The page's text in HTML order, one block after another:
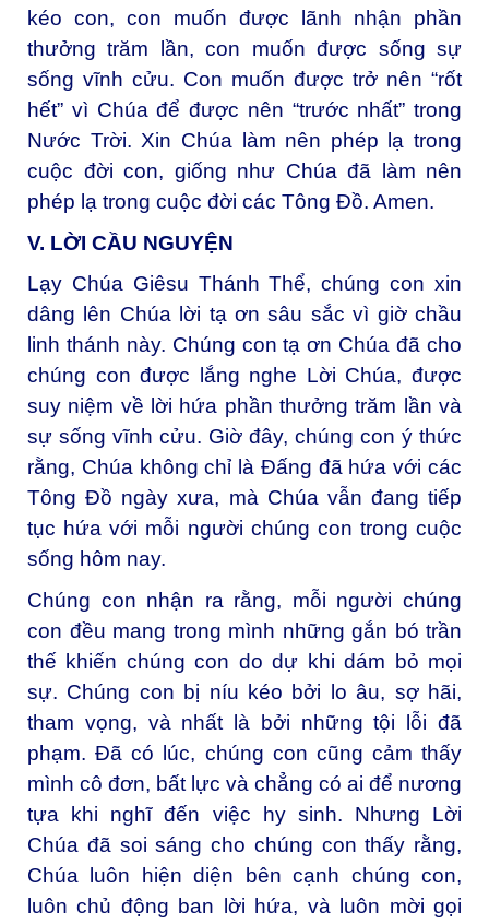
kéo con, con muốn được lãnh nhận phần
thưởng trăm lần, con muốn được sống sự
sống vĩnh cửu. Con muốn được trở nên “rốt
hết” vì Chúa để được nên “trước nhất” trong
Nước Trời. Xin Chúa làm nên phép lạ trong
cuộc đời con, giống như Chúa đã làm nên
phép lạ trong cuộc đời các Tông Đồ. Amen.
V. LỜI CẦU NGUYỆN
Lạy Chúa Giêsu Thánh Thể, chúng con xin
dâng lên Chúa lời tạ ơnsâu sắc vì giờ chầu
linh thánh này. Chúng con tạ ơn Chúa đã cho
chúng con được lắng nghe Lời Chúa, được
suy niệm về lời hứa phần thưởng trăm lần và
sự sống vĩnh cửu. Giờ đây, chúng con ý thức
rằng, Chúa không chỉ là Đấng đã hứa với các
Tông Đồ ngày xưa, mà Chúa vẫn đang tiếp
tục hứa với mỗi người chúng con trong cuộc
sống hôm nay.
Chúng con nhận ra rằng, mỗi người chúng
con đều mang trong mình những gắn bó trần
thế khiến chúng con do dự khi dám bỏ mọi
sự. Chúng con bị níu kéo bởi lo âu, sợ hãi,
tham vọng, và nhất là bởi những tội lỗi đã
phạm. Đã có lúc, chúng con cũng cảm thấy
mình cô đơn, bất lực và chẳng có ai để nương
tựa khi nghĩ đến việc hy sinh. Nhưng Lời
Chúa đã soi sáng cho chúng con thấy rằng,
Chúa luôn hiện diện bên cạnh chúng con,
luôn chủ động ban lời hứa, và luôn mời gọi